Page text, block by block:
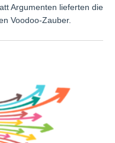
Argumenten lieferten die
Voodoo-Zauber.